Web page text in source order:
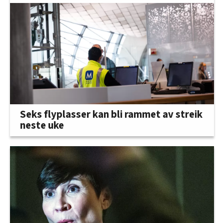
Seks flyplasser kan bli rammet av streik
neste uke